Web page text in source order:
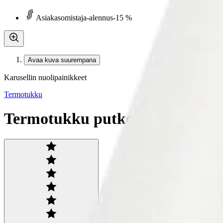
Asiakasomistaja-alennus-15 %
Avaa kuva suurempana
Karusellin nuolipainikkeet
Termotukku
Termotukku putkenavausaine